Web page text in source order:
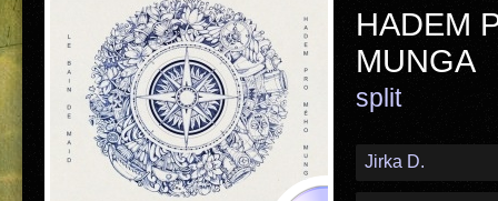
HADEM
MUNGA
split
Jirka D.